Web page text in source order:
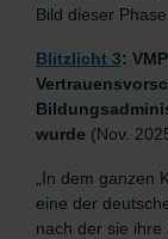
Bild dieser
Blitzlicht 3:
wurde (Nov.
„In dem ganzen
eine der
nach der sie ihre